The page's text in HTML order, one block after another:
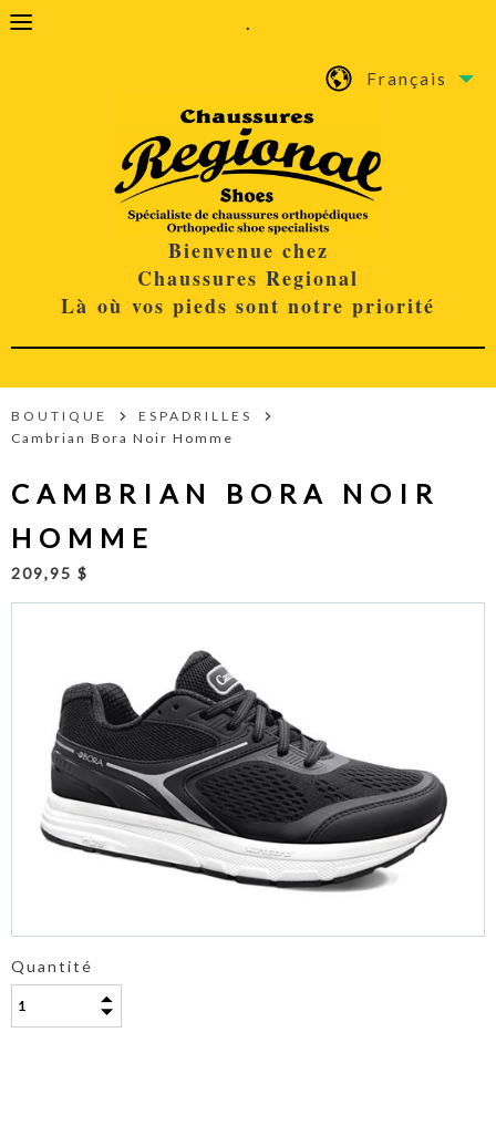
.
Français
Bienvenue chez
Chaussures Regional
Là où vos pieds sont notre priorité
BOUTIQUE
ESPADRILLES
Cambrian Bora Noir Homme
CAMBRIAN BORA NOIR
HOMME
209,95 $
Quantité